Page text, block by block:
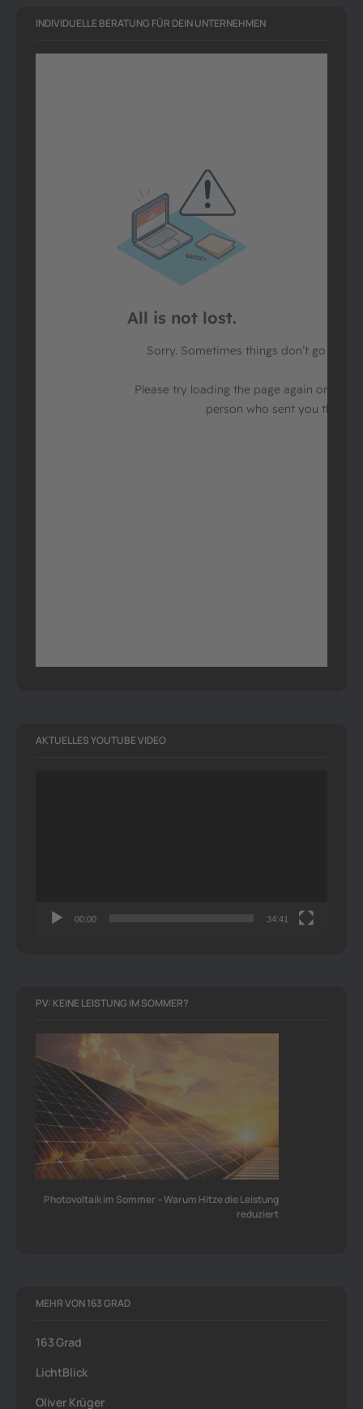
INDIVIDUELLE BERATUNG FÜR DEIN UNTERNEHMEN
AKTUELLES YOUTUBE VIDEO
00:00 34:41
PV: KEINE LEISTUNG IM SOMMER?
Photovoltaik im Sommer – Warum Hitze die Leistung
reduziert
MEHR VON 163 GRAD
163 Grad
LichtBlick
Oliver Krüger